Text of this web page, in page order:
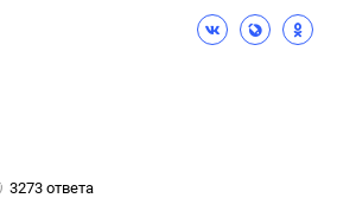
3273 ответа